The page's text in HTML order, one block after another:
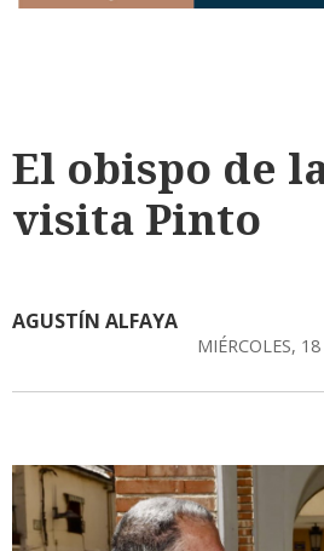
El obispo de
visita Pinto
AGUSTÍN ALFAYA
MIÉRCOLES,